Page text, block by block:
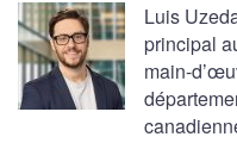
Luis
principal
main-